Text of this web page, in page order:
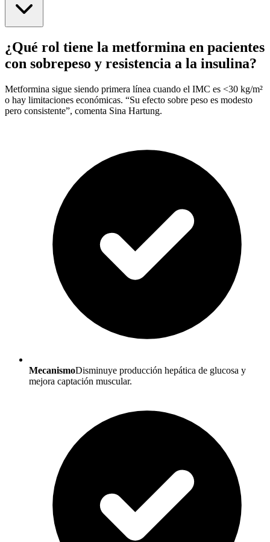
¿Qué rol tiene la metformina en pacientes
con sobrepeso y resistencia a la insulina?
Metformina sigue siendo primera línea cuando el IMC es <30 kg/m²
o hay limitaciones económicas. “Su efecto sobre peso es modesto
pero consistente”, comenta Sina Hartung.
MecanismoDisminuye producción hepática de glucosa y
mejora captación muscular.